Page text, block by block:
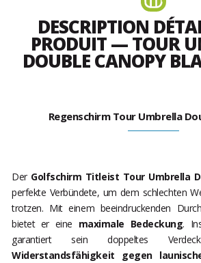
DESCRIPTION
PRODUIT — TOUR
DOUBLE CANOPY
Regenschirm Tour Umbrella
Der Golfschirm Titleist Tour Umbrella
perfekte Verbündete, um dem schlechten
trotzen. Mit einem beeindruckenden
bietet er eine maximale Bedeckung.
garantiert sein doppeltes
Widerstandsfähigkeit gegen